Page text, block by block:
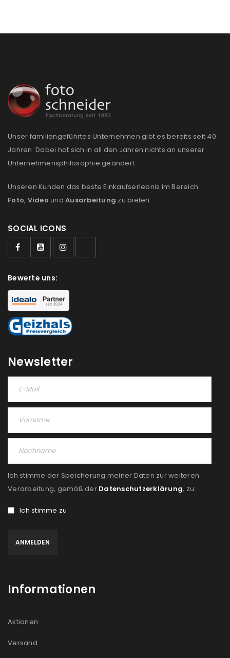
Unser familiengeführtes Unternehmen gibt es bereits seit 40
Jahren. Dabei hat sich in all den Jahren nichts an unserer
Unternehmensphilosophie geändert:
Unseren Kunden das beste Einkaufserlebnis im Bereich
Foto, Video und Ausarbeitung zu bieten.
SOCIAL ICONS
Bewerte uns:
Newsletter
Ich stimme der Speicherung meiner Daten zur weiteren
Verarbeitung, gemäß der Datenschutzerklärung, zu:
Ich stimme zu
Informationen
Aktionen
Versand